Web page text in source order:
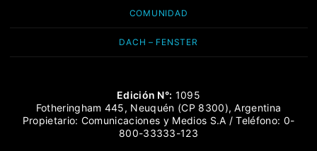
COMUNIDAD
DACH – FENSTER
Edición N°: 1095
Fotheringham 445, Neuquén (CP 8300), Argentina
Propietario: Comunicaciones y Medios S.A / Teléfono: 0-
800-33333-123